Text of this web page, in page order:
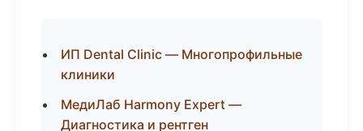
ИП Dental Clinic — Многопрофильные
клиники
МедиЛаб Harmony Expert —
Диагностика и рентген